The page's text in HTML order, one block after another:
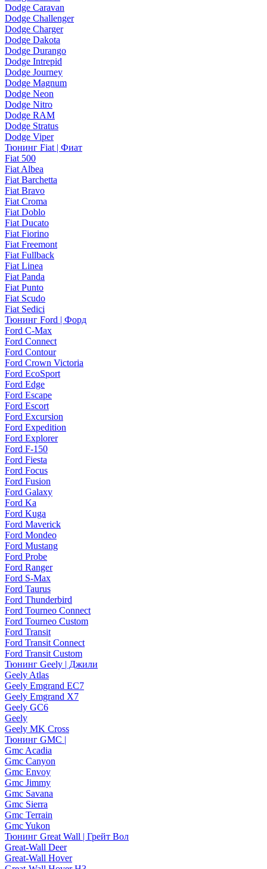
Dodge Caravan
Dodge Challenger
Dodge Charger
Dodge Dakota
Dodge Durango
Dodge Intrepid
Dodge Journey
Dodge Magnum
Dodge Neon
Dodge Nitro
Dodge RAM
Dodge Stratus
Dodge Viper
Тюнинг Fiat | Фиат
Fiat 500
Fiat Albea
Fiat Barchetta
Fiat Bravo
Fiat Croma
Fiat Doblo
Fiat Ducato
Fiat Fiorino
Fiat Freemont
Fiat Fullback
Fiat Linea
Fiat Panda
Fiat Punto
Fiat Scudo
Fiat Sedici
Тюнинг Ford | Форд
Ford C-Max
Ford Connect
Ford Contour
Ford Crown Victoria
Ford EcoSport
Ford Edge
Ford Escape
Ford Escort
Ford Excursion
Ford Expedition
Ford Explorer
Ford F-150
Ford Fiesta
Ford Focus
Ford Fusion
Ford Galaxy
Ford Ka
Ford Kuga
Ford Maverick
Ford Mondeo
Ford Mustang
Ford Probe
Ford Ranger
Ford S-Max
Ford Taurus
Ford Thunderbird
Ford Tourneo Connect
Ford Tourneo Custom
Ford Transit
Ford Transit Connect
Ford Transit Custom
Тюнинг Geely | Джили
Geely Atlas
Geely Emgrand EC7
Geely Emgrand X7
Geely GC6
Geely
Geely MK Cross
Тюнинг GMC |
Gmc Acadia
Gmc Canyon
Gmc Envoy
Gmc Jimmy
Gmc Savana
Gmc Sierra
Gmc Terrain
Gmc Yukon
Тюнинг Great Wall | Грейт Вол
Great-Wall Deer
Great-Wall Hover